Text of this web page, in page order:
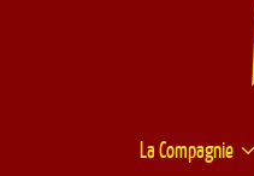
La Compagnie